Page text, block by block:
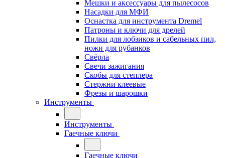
Мешки и аксессуары для пылесосов
Насадки для МФИ
Оснастка для инструмента Dremel
Патроны и ключи для дрелей
Пилки для лобзиков и сабельных пил,
ножи для рубанков
Свёрла
Свечи зажигания
Скобы для степлера
Стержни клеевые
Фрезы и шарошки
Инструменты
Инструменты
Гаечные ключи
Гаечные ключи